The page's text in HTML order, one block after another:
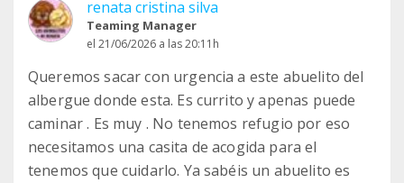
renata cristina silva
Teaming Manager
el 21/06/2026 a las 20:11h
Queremos sacar con urgencia a este abuelito del
albergue donde esta. Es currito y apenas puede
caminar . Es muy . No tenemos refugio por eso
necesitamos una casita de acogida para el
tenemos que cuidarlo. Ya sabéis un abuelito es